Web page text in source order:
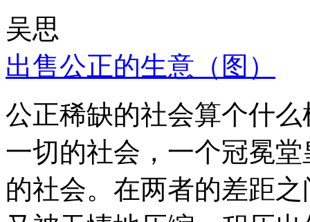
吴思
出售公正的生意（图）
公正稀缺的社会算个什
一切的社会，一个冠冕
的社会。在两者的差距